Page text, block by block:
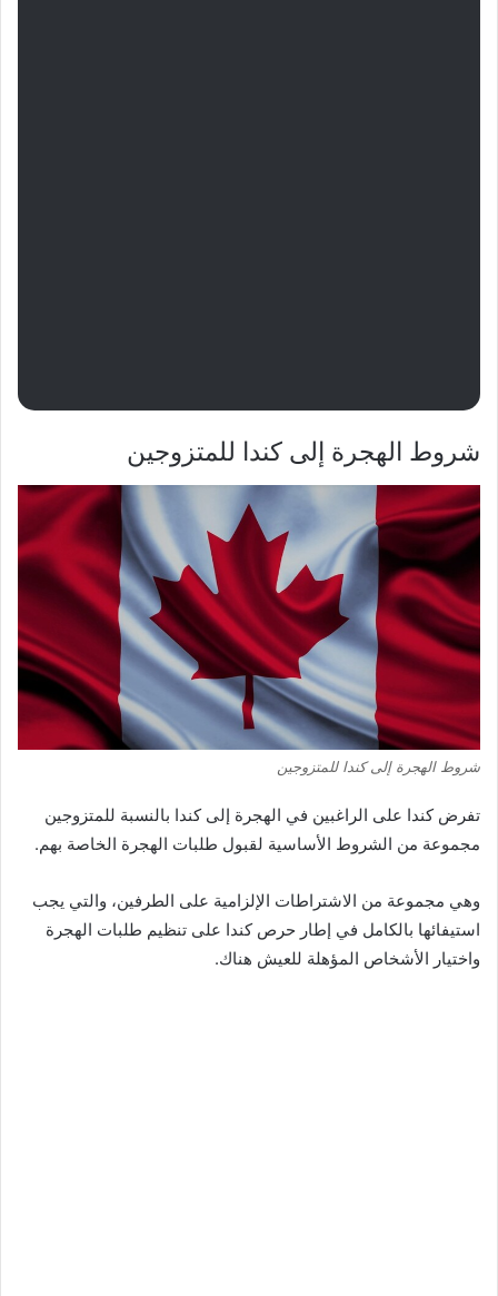
شروط الهجرة إلى كندا للمتزوجين
شروط الهجرة إلى كندا للمتزوجين
تفرض كندا على الراغبين في الهجرة إلى كندا بالنسبة للمتزوجين
مجموعة من الشروط الأساسية لقبول طلبات الهجرة الخاصة بهم.
وهي مجموعة من الاشتراطات الإلزامية على الطرفين، والتي يجب
استيفائها بالكامل في إطار حرص كندا على تنظيم طلبات الهجرة
واختيار الأشخاص المؤهلة للعيش هناك.